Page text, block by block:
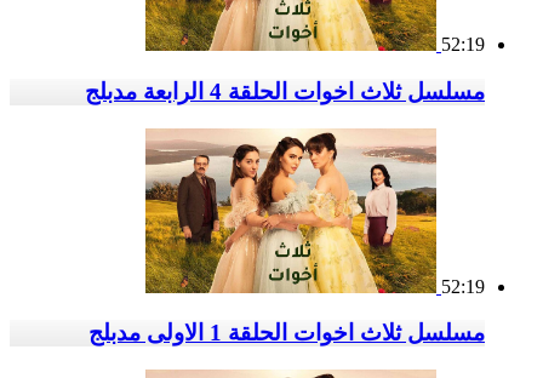
52:19
مسلسل ثلاث اخوات الحلقة 4 الرابعة مدبلج
52:19
مسلسل ثلاث اخوات الحلقة 1 الاولى مدبلج